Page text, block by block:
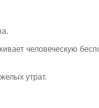
человеческую
утрат.